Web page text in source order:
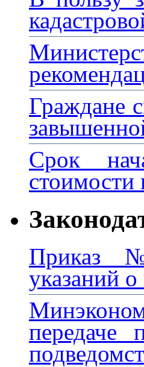
Граждане
Срок
стоимости
Приказ
указаний
передаче